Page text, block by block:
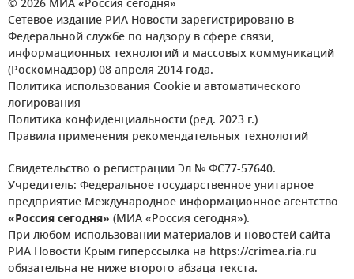
© 2026 МИА «Россия сегодня»
Сетевое издание РИА Новости зарегистрировано в
Федеральной службе по надзору в сфере связи,
информационных технологий и массовых коммуникаций
(Роскомнадзор) 08 апреля 2014 года.
Политика использования Cookie и автоматического
логирования
Политика конфиденциальности (ред. 2023 г.)
Правила применения рекомендательных технологий
Свидетельство о регистрации Эл № ФС77-57640.
Учредитель: Федеральное государственное унитарное
предприятие Международное информационное агентство
«Россия сегодня» (МИА «Россия сегодня»).
При любом использовании материалов и новостей сайта
РИА Новости Крым гиперссылка на https://crimea.ria.ru
обязательна не ниже второго абзаца текста.